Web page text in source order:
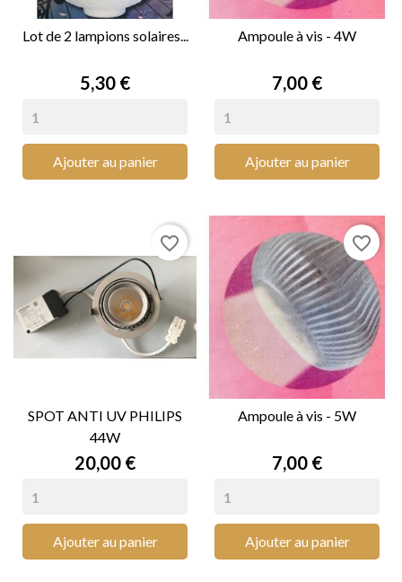
Lot de 2 lampions solaires...
Prix
5,30 €
Ajouter au panier
Ampoule à vis - 4W
Prix
7,00 €
Ajouter au panier
SPOT ANTI UV PHILIPS
44W
Prix
20,00 €
Ajouter au panier
favorite_border
Ampoule à vis - 5W
Prix
7,00 €
Ajouter au panier
favorite_border